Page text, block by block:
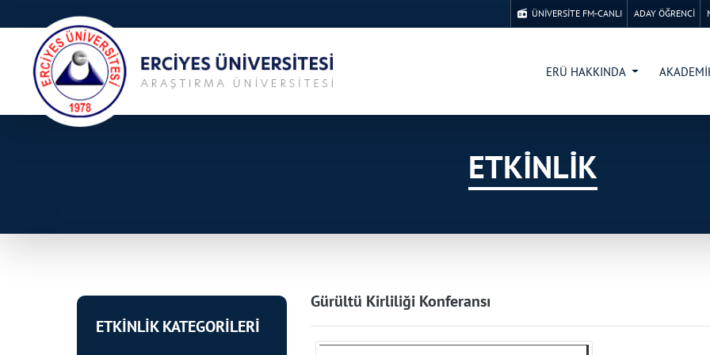
ÜNİVERSİTE FM-CANLI ADAY ÖĞRENCİ
ERÜ HAKKINDA
ETKİNLİK
ETKİNLİK KATEGORİLERİ
Gürültü Kirliliği Konferansı